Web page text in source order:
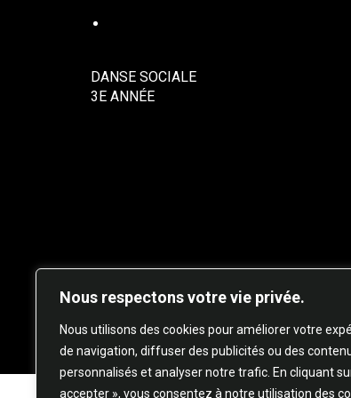
Nous respectons votre vie privée.
Nous utilisons des cookies pour améliorer votre
de navigation, diffuser des publicités ou des
personnalisés et analyser notre trafic. En cliquant
accepter », vous consentez à notre utilisation des
DANSE SOCIALE
3E ANNÉE